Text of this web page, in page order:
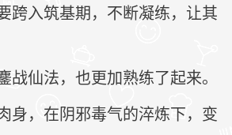
跨入筑基期，不断凝练，让其
战仙法，也更加熟练了起来。
身，在阴邪毒气的淬炼下，变